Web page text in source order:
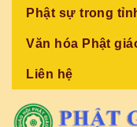
Phật sự trong
Văn hóa Phật
Liên hệ